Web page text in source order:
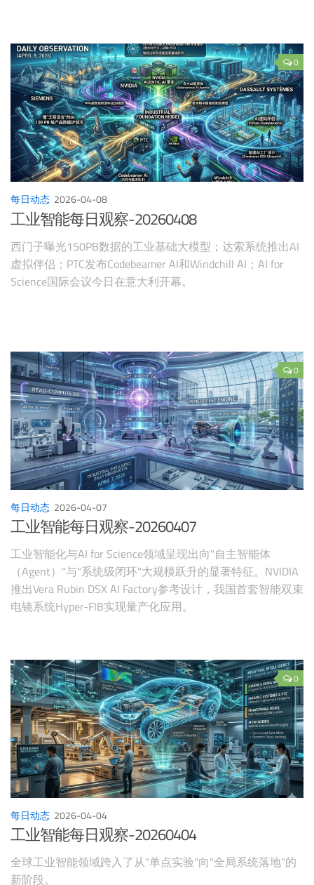
0
每日动态 2026-04-08
工业智能每日观察-20260408
西门子曝光150PB数据的工业基础大模型；达索系统推出AI
虚拟伴侣；PTC发布Codebeamer AI和Windchill AI；AI for
Science国际会议今日在意大利开幕。
0
每日动态 2026-04-07
工业智能每日观察-20260407
工业智能化与AI for Science领域呈现出向"自主智能体
（Agent）"与"系统级闭环"大规模跃升的显著特征。NVIDIA
推出Vera Rubin DSX AI Factory参考设计，我国首套智能双束
电镜系统Hyper-FIB实现量产化应用。
0
每日动态 2026-04-04
工业智能每日观察-20260404
全球工业智能领域跨入了从"单点实验"向"全局系统落地"的
新阶段。